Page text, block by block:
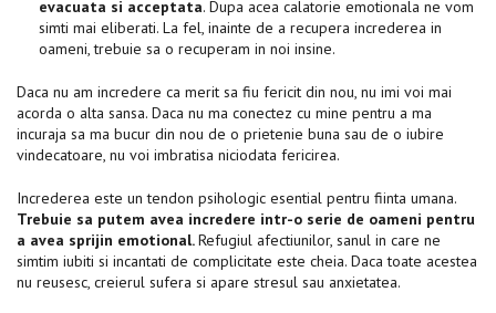
evacuata si acceptata. Dupa acea calatorie emotionala ne vom
simti mai eliberati. La fel, inainte de a recupera increderea in
oameni, trebuie sa o recuperam in noi insine.
Daca nu am incredere ca merit sa fiu fericit din nou, nu imi voi mai
acorda o alta sansa. Daca nu ma conectez cu mine pentru a ma
incuraja sa ma bucur din nou de o prietenie buna sau de o iubire
vindecatoare, nu voi imbratisa niciodata fericirea.
Increderea este un tendon psihologic esential pentru fiinta umana.
Trebuie sa putem avea incredere intr-o serie de oameni pentru
a avea sprijin emotional.Refugiul afectiunilor, sanul in care ne
simtim iubiti si incantati de complicitate este cheia. Daca toate acestea
nu reusesc, creierul sufera si apare stresul sau anxietatea.